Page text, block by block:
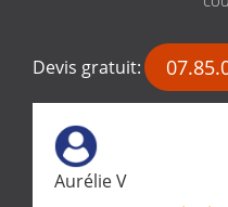
Devis gratuit:
Aurélie V